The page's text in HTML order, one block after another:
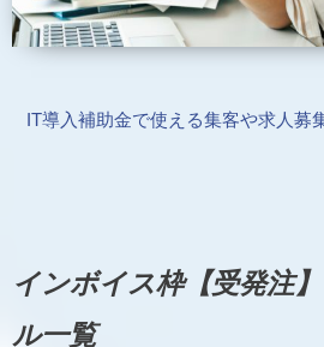
IT導入補助金で使える集客や求人募
インボイス枠【受発注
ル一覧